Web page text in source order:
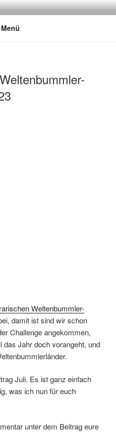
Menü
Weltenbummler-
damit ist sind wir schon
Challenge angekommen,
Jahr doch vorangeht, und
Juli. Es ist ganz einfach
was ich nun für euch
unter dem Beitrag eure